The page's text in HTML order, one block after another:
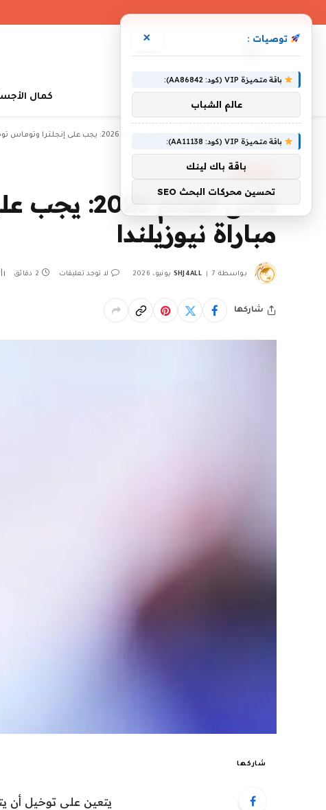
كمال
أخبار رياضية
كأس
مباراة نيوزيلندا
بواسطة SHJ4ALL 7 يونيو، 2026 لا توجد تعليقات 2 دقائق
شاركها
شاركها
يتعين على توخيل أن
توصيات : ×
باقة متميزة VIP (كود: AA86842):
عالم الشباب
باقة متميزة VIP (كود: AA11138):
باقة باك لينك
تحسين محركات البحث SEO